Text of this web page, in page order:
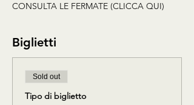
CONSULTA LE FERMATE (CLICCA QUI)
Biglietti
Sold out
Tipo di biglietto